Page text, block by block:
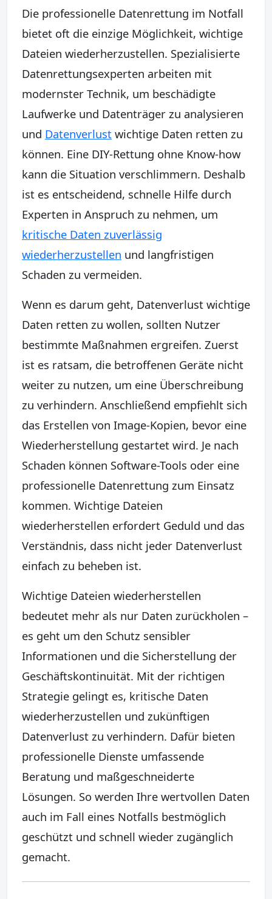
Die professionelle Datenrettung im Notfall
bietet oft die einzige Möglichkeit, wichtige
Dateien wiederherzustellen. Spezialisierte
Datenrettungsexperten arbeiten mit
modernster Technik, um beschädigte
Laufwerke und Datenträger zu analysieren
und Datenverlust wichtige Daten retten zu
können. Eine DIY-Rettung ohne Know-how
kann die Situation verschlimmern. Deshalb
ist es entscheidend, schnelle Hilfe durch
Experten in Anspruch zu nehmen, um
kritische Daten zuverlässig
wiederherzustellen und langfristigen
Schaden zu vermeiden.
Wenn es darum geht, Datenverlust wichtige
Daten retten zu wollen, sollten Nutzer
bestimmte Maßnahmen ergreifen. Zuerst
ist es ratsam, die betroffenen Geräte nicht
weiter zu nutzen, um eine Überschreibung
zu verhindern. Anschließend empfiehlt sich
das Erstellen von Image-Kopien, bevor eine
Wiederherstellung gestartet wird. Je nach
Schaden können Software-Tools oder eine
professionelle Datenrettung zum Einsatz
kommen. Wichtige Dateien
wiederherstellen erfordert Geduld und das
Verständnis, dass nicht jeder Datenverlust
einfach zu beheben ist.
Wichtige Dateien wiederherstellen
bedeutet mehr als nur Daten zurückholen –
es geht um den Schutz sensibler
Informationen und die Sicherstellung der
Geschäftskontinuität. Mit der richtigen
Strategie gelingt es, kritische Daten
wiederherzustellen und zukünftigen
Datenverlust zu verhindern. Dafür bieten
professionelle Dienste umfassende
Beratung und maßgeschneiderte
Lösungen. So werden Ihre wertvollen Daten
auch im Fall eines Notfalls bestmöglich
geschützt und schnell wieder zugänglich
gemacht.